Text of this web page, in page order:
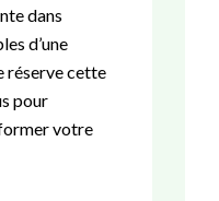
dans
d’une
réserve cette
pour
votre